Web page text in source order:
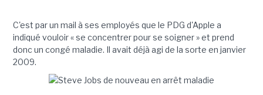
C'est par un mail à ses employés que le PDG d'Apple a
indiqué vouloir « se concentrer pour se soigner » et prend
donc un congé maladie. Il avait déjà agi de la sorte en janvier
2009.